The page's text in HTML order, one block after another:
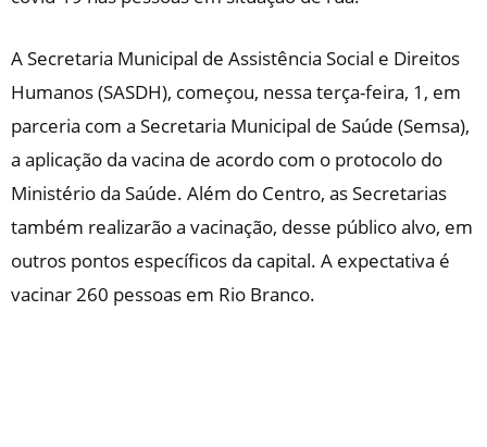
A Secretaria Municipal de Assistência Social e Direitos
Humanos (SASDH), começou, nessa terça-feira, 1, em
parceria com a Secretaria Municipal de Saúde (Semsa),
a aplicação da vacina de acordo com o protocolo do
Ministério da Saúde. Além do Centro, as Secretarias
também realizarão a vacinação, desse público alvo, em
outros pontos específicos da capital. A expectativa é
vacinar 260 pessoas em Rio Branco.